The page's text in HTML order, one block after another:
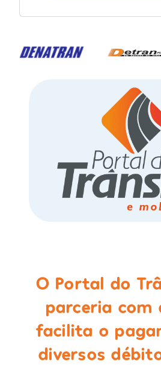
O Portal do
parceria com
facilita o
diversos